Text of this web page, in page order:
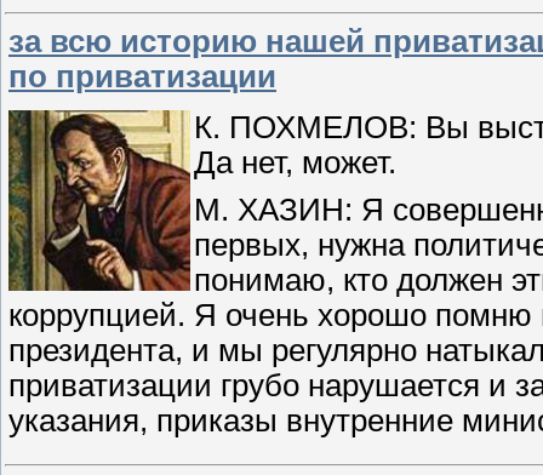
за всю историю нашей
по приватизации
К. ПОХМЕЛОВ: Вы
Да нет, может.
М. ХАЗИН: Я
первых, нужна
понимаю, кто должен
коррупцией. Я очень хорошо помню
президента, и мы регулярно
приватизации грубо нарушается и
указания, приказы внутренние